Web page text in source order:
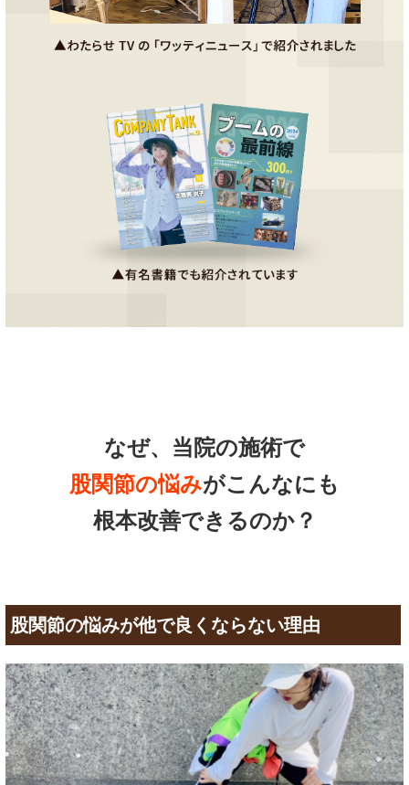
なぜ、当院の施術で
股関節の悩みがこんなにも
根本改善できるのか？
股関節の悩みが他で良くならない理由